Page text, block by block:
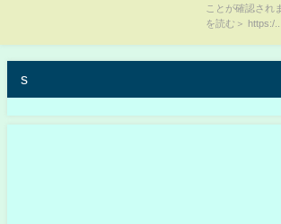
ことが確認され
を読む＞ https:/...
s